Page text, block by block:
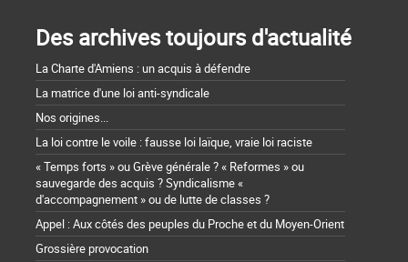
Des archives toujours d'actualité
La Charte d'Amiens : un acquis à défendre
La matrice d'une loi anti-syndicale
Nos origines...
La loi contre le voile : fausse loi laïque, vraie loi raciste
« Temps forts » ou Grève générale ? « Reformes » ou
sauvegarde des acquis ? Syndicalisme «
d'accompagnement » ou de lutte de classes ?
Appel : Aux côtés des peuples du Proche et du Moyen-Orient
Grossière provocation